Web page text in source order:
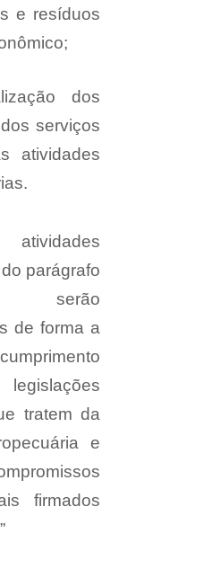
e resíduos
dos
serviços
atividades
parágrafo
serão
de forma a
tratem da
e
firmados